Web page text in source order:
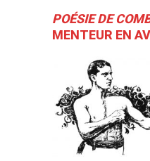
POÉSIE DE
MENTEUR EN